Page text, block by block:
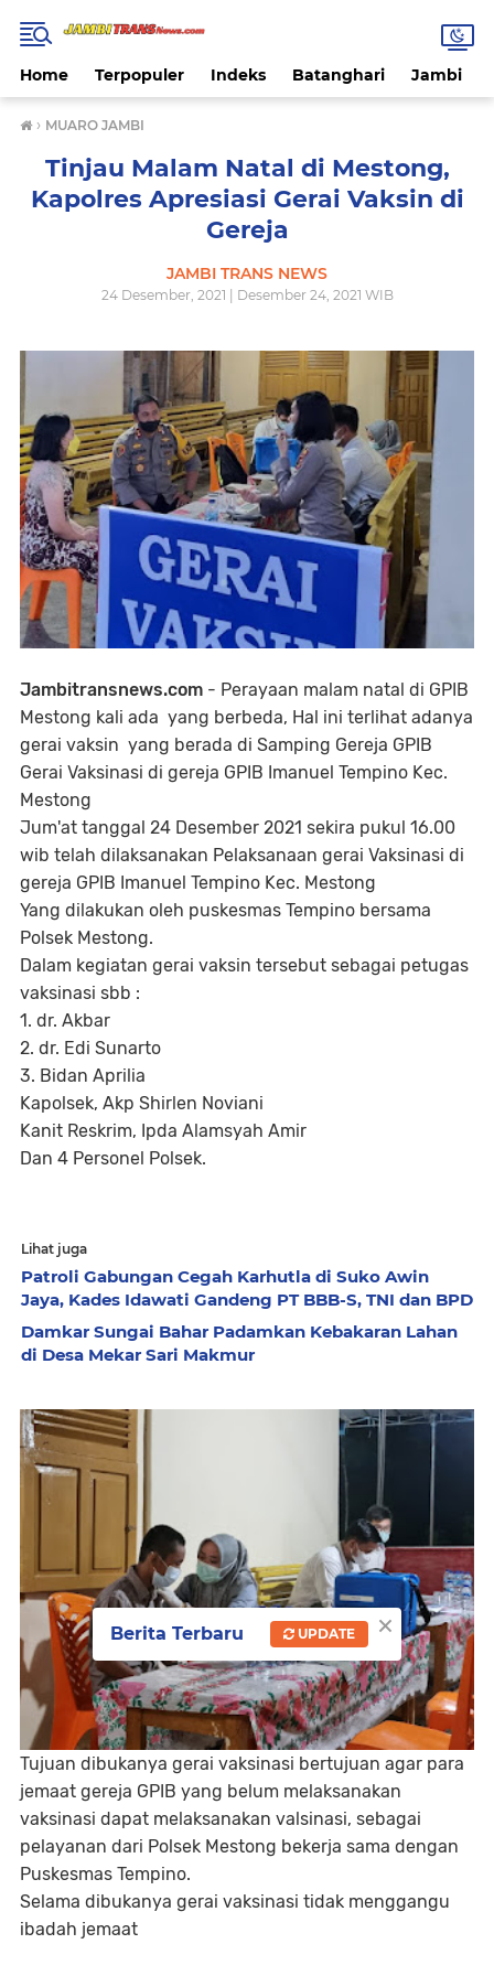
Home Terpopuler Indeks Batanghari Jambi
› MUARO JAMBI
Tinjau Malam Natal di Mestong,
Kapolres Apresiasi Gerai Vaksin di
Gereja
JAMBI TRANS NEWS
24 Desember, 2021 | Desember 24, 2021 WIB
Jambitransnews.com - Perayaan malam natal di GPIB
Mestong kali ada yang berbeda, Hal ini terlihat adanya
gerai vaksin yang berada di Samping Gereja GPIB
Gerai Vaksinasi di gereja GPIB Imanuel Tempino Kec.
Mestong
Jum'at tanggal 24 Desember 2021 sekira pukul 16.00
wib telah dilaksanakan Pelaksanaan gerai Vaksinasi di
gereja GPIB Imanuel Tempino Kec. Mestong
Yang dilakukan oleh puskesmas Tempino bersama
Polsek Mestong.
Dalam kegiatan gerai vaksin tersebut sebagai petugas
vaksinasi sbb :
1. dr. Akbar
2. dr. Edi Sunarto
3. Bidan Aprilia
Kapolsek, Akp Shirlen Noviani
Kanit Reskrim, Ipda Alamsyah Amir
Dan 4 Personel Polsek.
Lihat juga
Patroli Gabungan Cegah Karhutla di Suko Awin
Jaya, Kades Idawati Gandeng PT BBB-S, TNI dan BPD
Damkar Sungai Bahar Padamkan Kebakaran Lahan
di Desa Mekar Sari Makmur
Tujuan dibukanya gerai vaksinasi bertujuan agar para
jemaat gereja GPIB yang belum melaksanakan
vaksinasi dapat melaksanakan valsinasi, sebagai
pelayanan dari Polsek Mestong bekerja sama dengan
Puskesmas Tempino.
Selama dibukanya gerai vaksinasi tidak menggangu
ibadah jemaat
×
Berita Terbaru UPDATE